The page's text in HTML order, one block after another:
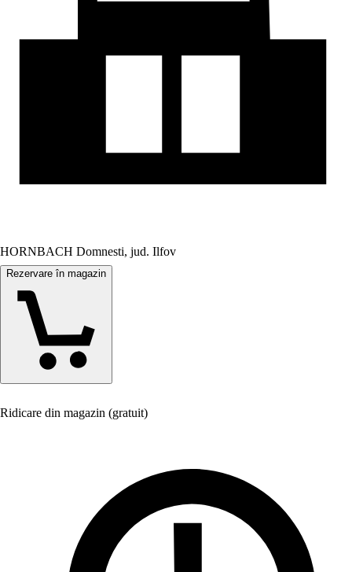
HORNBACH Domnesti, jud. Ilfov
Rezervare în magazin
Ridicare din magazin (gratuit)